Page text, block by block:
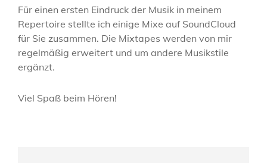
Für einen ersten Eindruck der Musik in meinem
Repertoire stellte ich einige Mixe auf SoundCloud
für Sie zusammen. Die Mixtapes werden von mir
regelmäßig erweitert und um andere Musikstile
ergänzt.
Viel Spaß beim Hören!